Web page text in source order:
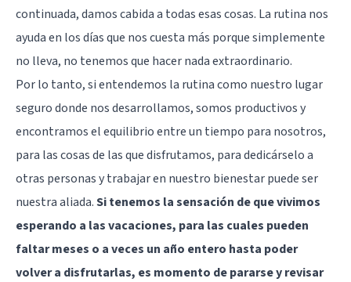
continuada, damos cabida a todas esas cosas. La rutina nos
ayuda en los días que nos cuesta más porque simplemente
no lleva, no tenemos que hacer nada extraordinario.
Por lo tanto, si entendemos la rutina como nuestro lugar
seguro donde nos desarrollamos, somos productivos y
encontramos el equilibrio entre un tiempo para nosotros,
para las cosas de las que disfrutamos, para dedicárselo a
otras personas y trabajar en nuestro bienestar puede ser
nuestra aliada.Si tenemos la sensación de que vivimos
esperando a las vacaciones, para las cuales pueden
faltar meses o a veces un año entero hasta poder
volver a disfrutarlas, es momento de pararse y revisar